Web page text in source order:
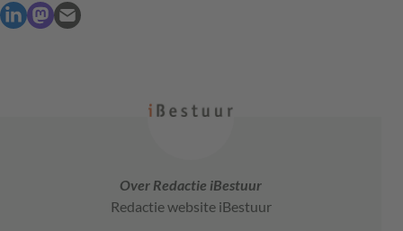
Over Redactie iBestuur
Redactie website iBestuur